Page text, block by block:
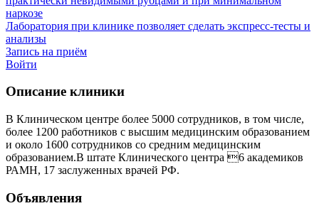
наркозе
Лаборатория при клинике позволяет сделать экспресс-тесты и
анализы
Запись на приём
Войти
Описание клиники
В Клиническом центре более 5000 сотрудников, в том числе,
более 1200 работников с высшим медицинским образованием
и около 1600 сотрудников со средним медицинским
образованием.В штате Клинического центра 6 академиков
РАМН, 17 заслуженных врачей РФ.
Объявления